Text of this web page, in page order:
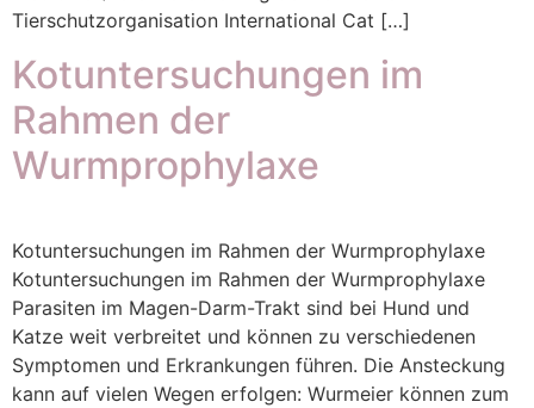
Tierschutzorganisation International Cat […]
Kotuntersuchungen im
Rahmen der
Wurmprophylaxe
Kotuntersuchungen im Rahmen der Wurmprophylaxe
Kotuntersuchungen im Rahmen der Wurmprophylaxe
Parasiten im Magen-Darm-Trakt sind bei Hund und
Katze weit verbreitet und können zu verschiedenen
Symptomen und Erkrankungen führen. Die Ansteckung
kann auf vielen Wegen erfolgen: Wurmeier können zum